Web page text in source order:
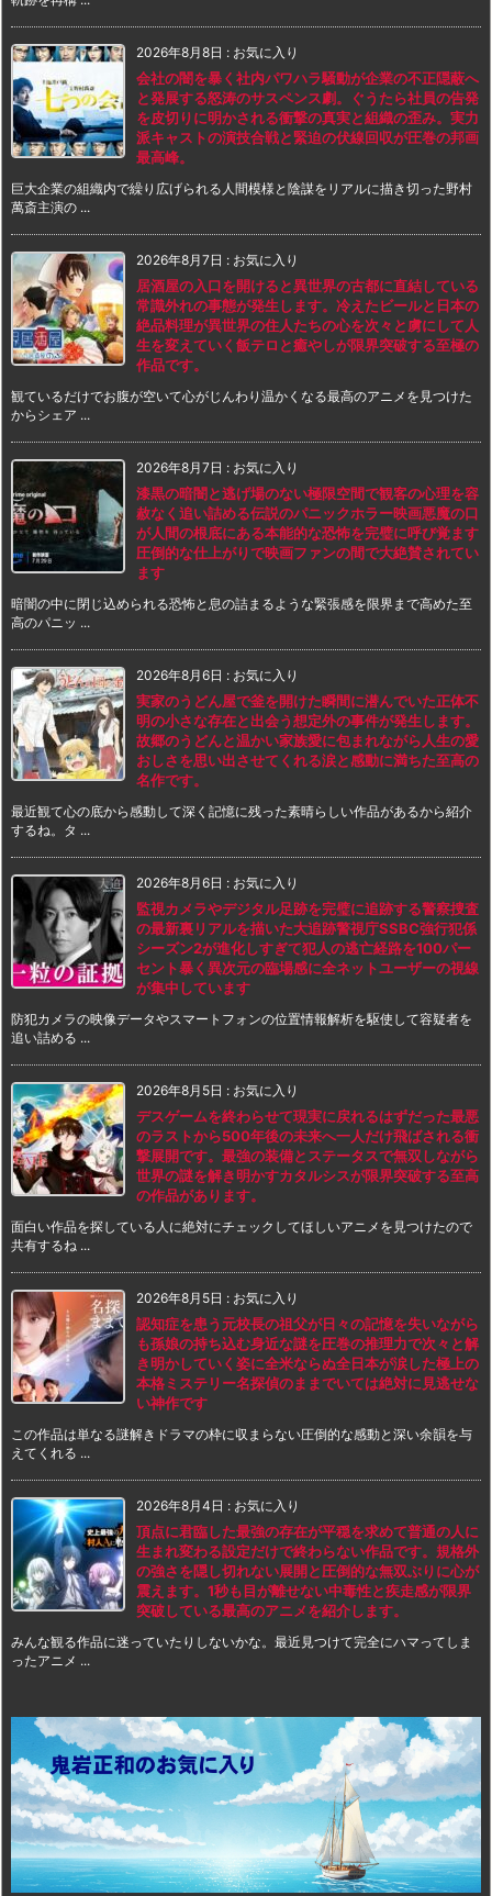
2026年8月8日 : お気に入り
会社の闇を暴く社内パワハラ騒動が企業の不正隠蔽へ
と発展する怒涛のサスペンス劇。ぐうたら社員の告発
を皮切りに明かされる衝撃の真実と組織の歪み。実力
派キャストの演技合戦と緊迫の伏線回収が圧巻の邦画
最高峰。
巨大企業の組織内で繰り広げられる人間模様と陰謀をリアルに描き切った野村
萬斎主演の ...
2026年8月7日 : お気に入り
居酒屋の入口を開けると異世界の古都に直結している
常識外れの事態が発生します。冷えたビールと日本の
絶品料理が異世界の住人たちの心を次々と虜にして人
生を変えていく飯テロと癒やしが限界突破する至極の
作品です。
観ているだけでお腹が空いて心がじんわり温かくなる最高のアニメを見つけた
からシェア ...
2026年8月7日 : お気に入り
漆黒の暗闇と逃げ場のない極限空間で観客の心理を容
赦なく追い詰める伝説のパニックホラー映画悪魔の口
が人間の根底にある本能的な恐怖を完璧に呼び覚ます
圧倒的な仕上がりで映画ファンの間で大絶賛されてい
ます
暗闇の中に閉じ込められる恐怖と息の詰まるような緊張感を限界まで高めた至
高のパニッ ...
2026年8月6日 : お気に入り
実家のうどん屋で釜を開けた瞬間に潜んでいた正体不
明の小さな存在と出会う想定外の事件が発生します。
故郷のうどんと温かい家族愛に包まれながら人生の愛
おしさを思い出させてくれる涙と感動に満ちた至高の
名作です。
最近観て心の底から感動して深く記憶に残った素晴らしい作品があるから紹介
するね。タ ...
2026年8月6日 : お気に入り
監視カメラやデジタル足跡を完璧に追跡する警察捜査
の最新裏リアルを描いた大追跡警視庁SSBC強行犯係
シーズン2が進化しすぎて犯人の逃亡経路を100パー
セント暴く異次元の臨場感に全ネットユーザーの視線
が集中しています
防犯カメラの映像データやスマートフォンの位置情報解析を駆使して容疑者を
追い詰める ...
2026年8月5日 : お気に入り
デスゲームを終わらせて現実に戻れるはずだった最悪
のラストから500年後の未来へ一人だけ飛ばされる衝
撃展開です。最強の装備とステータスで無双しながら
世界の謎を解き明かすカタルシスが限界突破する至高
の作品があります。
面白い作品を探している人に絶対にチェックしてほしいアニメを見つけたので
共有するね ...
2026年8月5日 : お気に入り
認知症を患う元校長の祖父が日々の記憶を失いながら
も孫娘の持ち込む身近な謎を圧巻の推理力で次々と解
き明かしていく姿に全米ならぬ全日本が涙した極上の
本格ミステリー名探偵のままでいては絶対に見逃せな
い神作です
この作品は単なる謎解きドラマの枠に収まらない圧倒的な感動と深い余韻を与
えてくれる ...
2026年8月4日 : お気に入り
頂点に君臨した最強の存在が平穏を求めて普通の人に
生まれ変わる設定だけで終わらない作品です。規格外
の強さを隠し切れない展開と圧倒的な無双ぶりに心が
震えます。1秒も目が離せない中毒性と疾走感が限界
突破している最高のアニメを紹介します。
みんな観る作品に迷っていたりしないかな。最近見つけて完全にハマってしま
ったアニメ ...